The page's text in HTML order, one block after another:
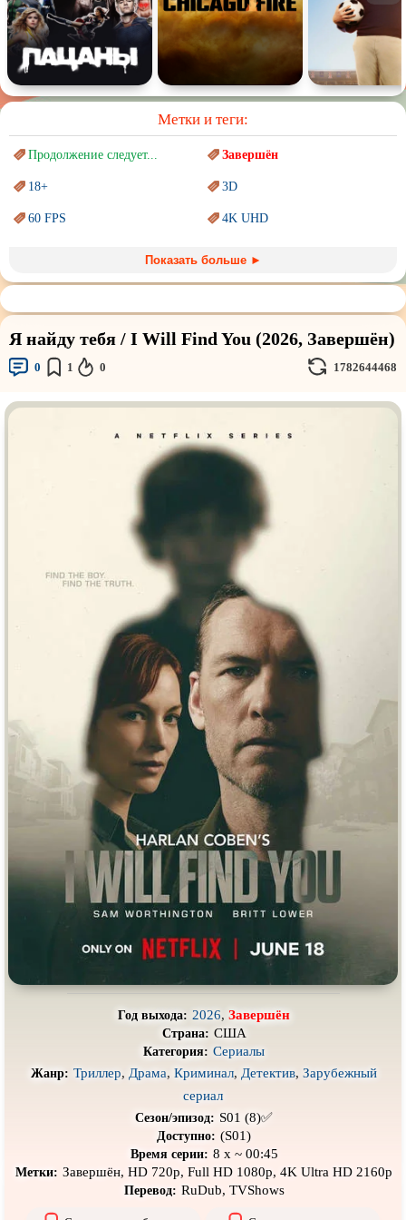
Метки и теги:
Продолжение следует... Завершён
18+ 3D
60 FPS 4K UHD
Marvel PIXAR
Sci-Fi (Научнаяфантастика) Trash (трэш) movies
Авангард иСюрреализм Ангелы и Демоны
Аниме
Врачи Гении
Индийское кино
Коллекция
Маги и Волшебники
Новогодние
реальных
событиях
Параллельные миры
ПереводКубик в Кубе
Кураж-Бамбей Пеплум
Подростковая жестокость Постапокалипсис
Про акул
Про апокалипсис Про богатых
Про богов Про вампиров
Про викингов
Про выживание Про гангстеров
Про гонки Про деревню
Про динозавров Про драконов
Про инопланетян
Про корабли и подводные
Про космос
Про любовь
серийных
Про мафию
Про оборотней Про пиратов
Про путешествия
Про рыцарей
Про собак
Про супергероев
Показать больше ►
Я найду тебя / I Will Find You (2026, Завершён)
0 1 0 1782644468
Год выхода: 2026, Завершён
Страна: США
Категория: Сериалы
Жанр: Триллер, Драма, Криминал, Детектив, Зарубежный
сериал
Сезон/эпизод: S01 (8)✅
Доступно: (S01)
Время серии: 8 x ~ 00:45
Метки: Завершён, HD 720p, Full HD 1080p, 4K Ultra HD 2160p
Перевод: RuDub, TVShows